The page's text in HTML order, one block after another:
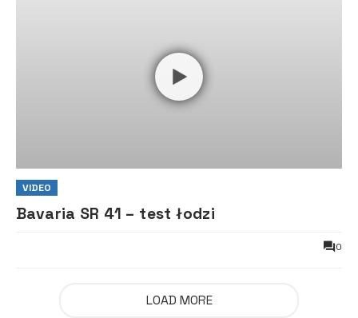
VIDEO
Bavaria SR 41 – test łodzi
0
LOAD MORE